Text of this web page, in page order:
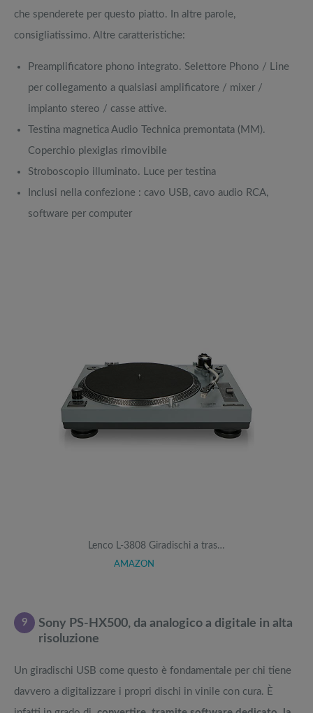
che spenderete per questo piatto. In altre parole,
consigliatissimo. Altre caratteristiche:
Preamplificatore phono integrato. Selettore Phono / Line
per collegamento a qualsiasi amplificatore / mixer /
impianto stereo / casse attive.
Testina magnetica Audio Technica premontata (MM).
Coperchio plexiglas rimovibile
Stroboscopio illuminato. Luce per testina
Inclusi nella confezione : cavo USB, cavo audio RCA,
software per computer
Lenco L-3808 Giradischi a tras…
AMAZON
9
Sony PS-HX500, da analogico a digitale in alta
risoluzione
Un giradischi USB come questo è fondamentale per chi tiene
davvero a digitalizzare i propri dischi in vinile con cura. È